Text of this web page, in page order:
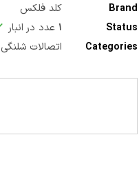
Brand
کلد فلکس
Status
۱ عدد در انبار
Categories
اتصالات شلنگی